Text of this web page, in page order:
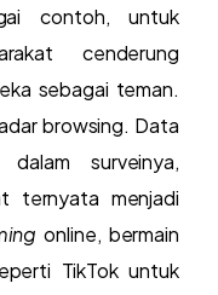
contoh, untuk
cenderung
sebagai teman.
browsing. Data
surveinya,
ternyata menjadi
online, bermain
TikTok untuk